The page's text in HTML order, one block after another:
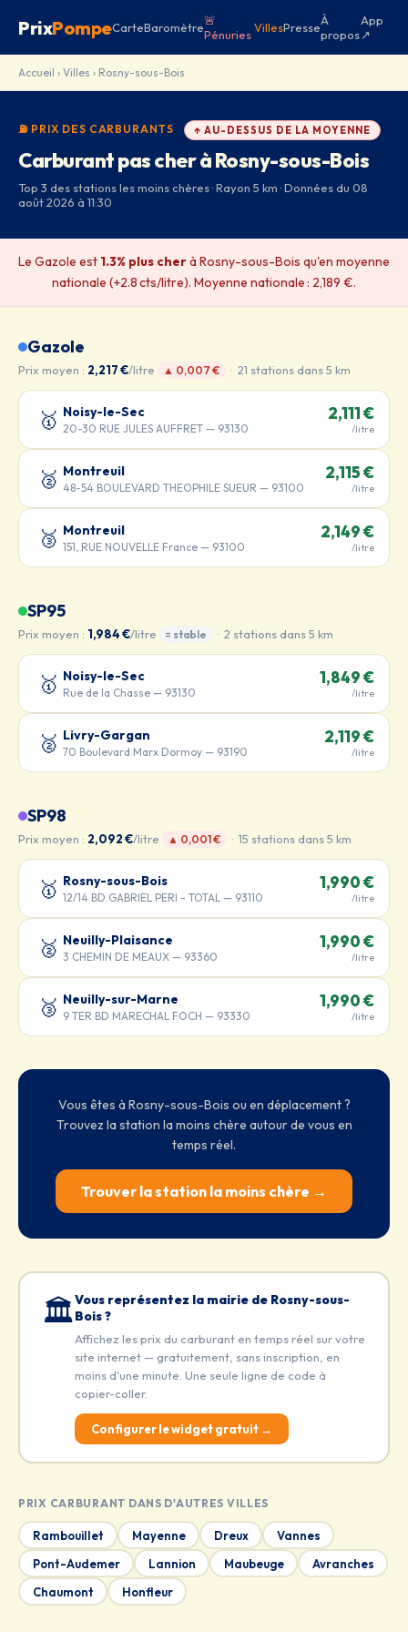
PrixPompeCarteBaromètre🚨
Pénuries VillesPresseÀ
propos
App
↗
Accueil › Villes › Rosny-sous-Bois
⛽ PRIX DES CARBURANTS ↑ AU-DESSUS DE LA MOYENNE
Carburant pas cher à Rosny-sous-Bois
Top 3 des stations les moins chères · Rayon 5 km · Données du 08
août 2026 à 11:30
Le Gazole est 1.3% plus cherà Rosny-sous-Bois qu'en moyenne
nationale (+2.8 cts/litre). Moyenne nationale : 2,189 €.
Gazole
Prix moyen : 2,217 €/litre ▲ 0,007 € · 21 stations dans 5 km
🥇 Noisy-le-Sec
20-30 RUE JULES AUFFRET — 93130
2,111 €
/litre
🥈 Montreuil
48-54 BOULEVARD THEOPHILE SUEUR — 93100
2,115 €
/litre
🥉 Montreuil
151, RUE NOUVELLE France — 93100
2,149 €
/litre
SP95
Prix moyen : 1,984 €/litre = stable · 2 stations dans 5 km
🥇 Noisy-le-Sec
Rue de la Chasse — 93130
1,849 €
/litre
🥈 Livry-Gargan
70 Boulevard Marx Dormoy — 93190
2,119 €
/litre
SP98
Prix moyen : 2,092 €/litre ▲ 0,001 € · 15 stations dans 5 km
🥇 Rosny-sous-Bois
12/14 BD.GABRIEL PERI - TOTAL — 93110
1,990 €
/litre
🥈 Neuilly-Plaisance
3 CHEMIN DE MEAUX — 93360
1,990 €
/litre
🥉 Neuilly-sur-Marne
9 TER BD MARECHAL FOCH — 93330
1,990 €
/litre
Vous êtes à Rosny-sous-Bois ou en déplacement ?
Trouvez la station la moins chère autour de vous en
temps réel.
Trouver la station la moins chère →
🏛️Vous représentez la mairie de Rosny-sous-
Bois ?
Affichez les prix du carburant en temps réel sur votre
site internet — gratuitement, sans inscription, en
moins d'une minute. Une seule ligne de code à
copier-coller.
Configurer le widget gratuit →
PRIX CARBURANT DANS D'AUTRES VILLES
Rambouillet Mayenne Dreux
Vannes
Pont-Audemer
Lannion Maubeuge
Avranches
Chaumont
Honfleur